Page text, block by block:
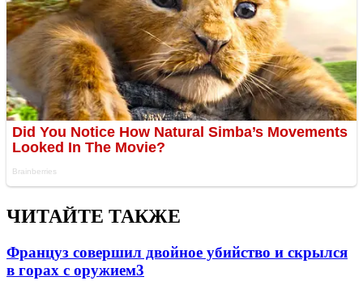
ЧИТАЙТЕ ТАКЖЕ
Француз совершил двойное убийство и скрылся
в горах с оружием3